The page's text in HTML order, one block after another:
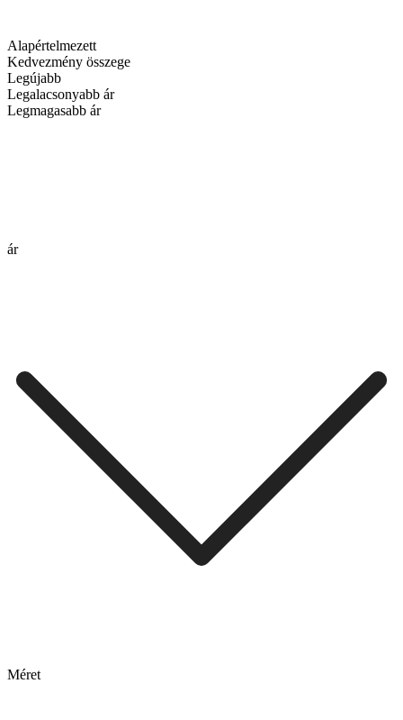
Alapértelmezett
Kedvezmény összege
Legújabb
Legalacsonyabb ár
Legmagasabb ár
ár
Méret